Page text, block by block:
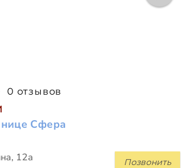
0 отзывов
Сфера
Позвонить
12а